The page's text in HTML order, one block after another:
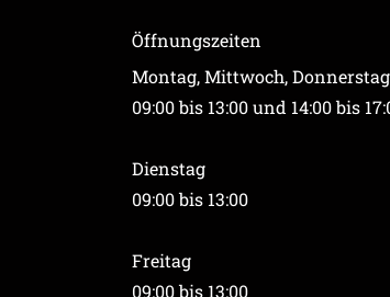
Öffnungszeiten
Montag, Mittwoch, Donnerstag
09:00 bis 13:00 und 14:00 bis
Dienstag
09:00 bis 13:00
Freitag
09:00 bis 13:00